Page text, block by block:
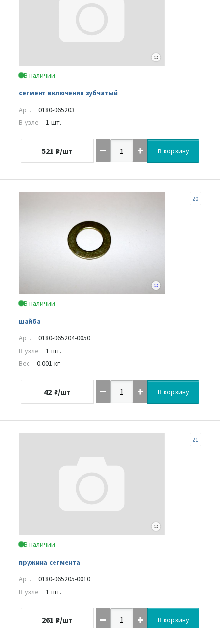
В наличии
сегмент включения зубчатый
Арт.
0180-065203
В узле
1 шт.
521 ₽/шт В корзину
В наличии
шайба
20
Арт.
0180-065204-0050
В узле
1 шт.
Вес
0.001 кг
42 ₽/шт В корзину
В наличии
пружина сегмента
21
Арт.
0180-065205-0010
В узле
1 шт.
261 ₽/шт В корзину